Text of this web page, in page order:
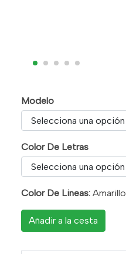
Modelo
Color De Letras
Color De Lineas: Amarillo
Añadir a la cesta